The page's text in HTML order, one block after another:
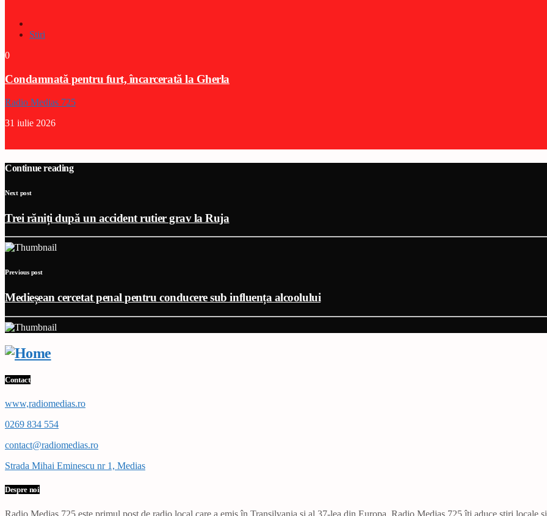
Stiri
0
Condamnată pentru furt, încarcerată la Gherla
Radio Medias 725
31 iulie 2026
Continue reading
Next post
Trei răniți după un accident rutier grav la Ruja
Previous post
Medieșean cercetat penal pentru conducere sub influența alcoolului
Contact
www,radiomedias.ro
0269 834 554
contact@radiomedias.ro
Strada Mihai Eminescu nr 1, Medias
Despre noi
Radio Mediaș 725 este primul post de radio local care a emis în Transilvania și al 37-lea din Europa. Radio Mediaș 725 îți aduce știri locale